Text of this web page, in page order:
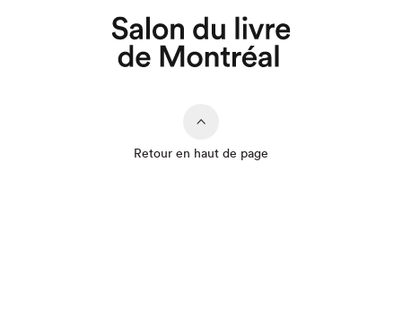
Que cherchez-vous?
Retour en haut de page